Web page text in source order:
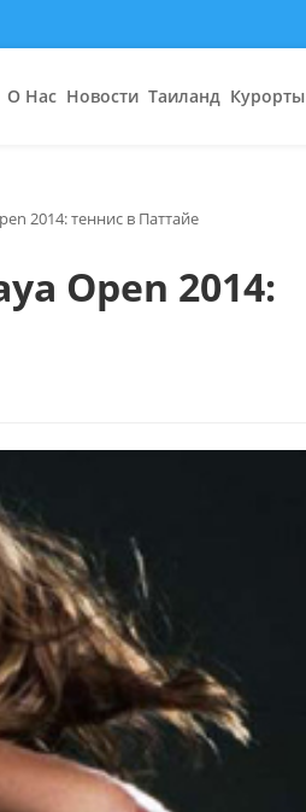
О Нас Новости Таиланд Курорты
2014: теннис в Паттайе
Open 2014: